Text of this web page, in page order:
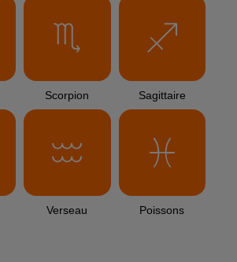
Scorpion Sagittaire
Verseau Poissons